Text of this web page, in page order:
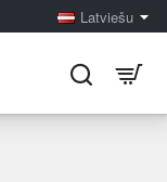
Latviešu